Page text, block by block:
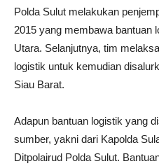
Polda Sulut melakukan
2015 yang membawa bantuan
Utara. Selanjutnya, tim
logistik untuk kemudian
Siau Barat.
Adapun bantuan logistik yang
sumber, yakni dari Kapolda
Ditpolairud Polda Sulut.